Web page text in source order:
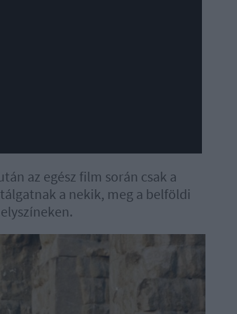
az egész film során csak a
a nekik, meg a belföldi